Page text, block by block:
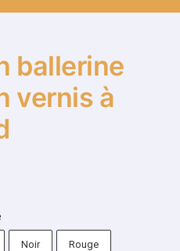
ballerine
vernis à
Noir Rouge